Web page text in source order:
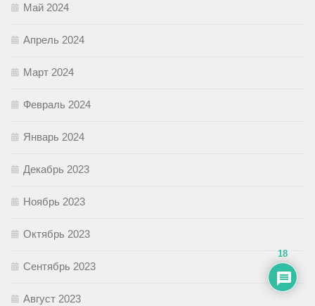
Май 2024
Апрель 2024
Март 2024
Февраль 2024
Январь 2024
Декабрь 2023
Ноябрь 2023
Октябрь 2023
Сентябрь 2023
Август 2023
18